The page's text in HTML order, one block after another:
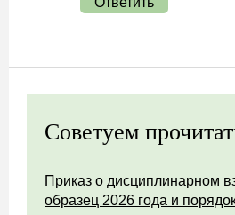
Советуем
Приказ о дисциплинарном
образец 2026 года и